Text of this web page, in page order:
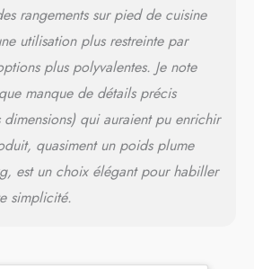
rangements sur pied de cuisine
utilisation plus restreinte par
plus polyvalentes. Je note
manque de détails précis
dimensions) qui auraient pu enrichir
quasiment un poids plume
est un choix élégant pour habiller
simplicité.